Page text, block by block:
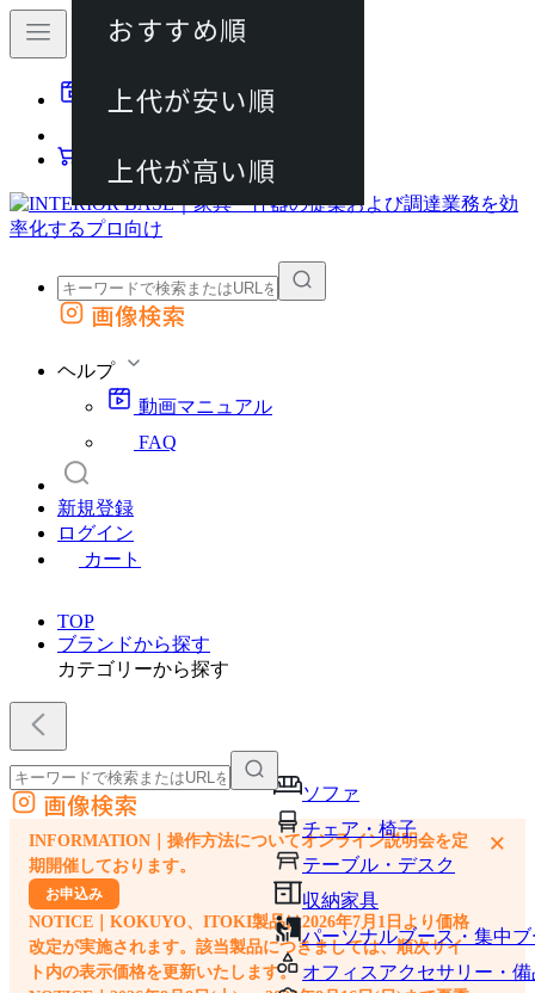
動画マニュアル
カート
外部サイトの商品をカートに追加
画像検索
ヘルプ
動画マニュアル
FAQ
新規登録
ログイン
カート
TOP
ブランドから探す
カテゴリーから探す
ソファ
チェア・椅子
テーブル・デスク
収納家具
パーソナルブース・集中
オフィスアクセサリー・備
外部サイトの商品をカートに追加
他のサイトで見つけた商品ページのURLを貼り付けて、カートに追加できます
画像検索
INFORMATION｜操作方法についてオンライン説明会を定
期開催しております。
お申込み
NOTICE｜KOKUYO、ITOKI製品は2026年7月1日より価格
改定が実施されます。該当製品につきましては、順次サイ
ト内の表示価格を更新いたします。
×
おすすめ順
上代が安い順
上代が高い順